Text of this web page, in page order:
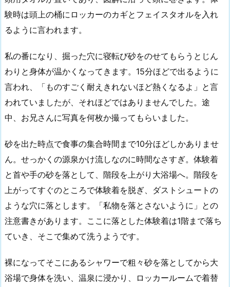
験時は頭上の桶にロッカーのカギとフェイスタオルを入れ
るように言われます。
私の番になり、掘った穴に寝転び砂をのせてもらうとじん
わりと身体が温かくなってきます。15分ほどで出るように
言われ、「ものすごく耐えきれないほど熱くなるよ」と言
われていましたが、それほどではありませんでした。途
中、お兄さんに写真を何枚か撮ってもらいました。
砂を出た時点で食事の集合時間まで10分ほどしかありませ
ん。せっかくの源泉かけ流しなのに時間なさすぎ。体験着
と首や手の砂を落として、階段を上がり大浴場へ。階段を
上がってすぐのところで体験着を脱ぎ、ダストシュートの
ような穴に落とします。「私物を落とさないように」との
注意書きがあります。ここに落とした体験着は1階まで落ち
ていき、そこで集めて洗うようです。
裸になってそこにあるシャワーで粗々砂を落としてから大
浴場で身体を洗い、温泉に浸かり、ロッカールームで着替